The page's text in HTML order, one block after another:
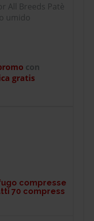
All Breeds Patè
umido
con
gratis
compresse
70 compress